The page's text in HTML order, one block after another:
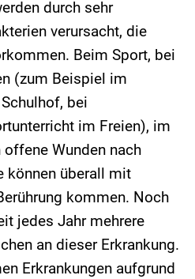
durch sehr
verursacht, die
Beim Sport, bei
(zum Beispiel im
bei
im Freien), im
offene Wunden nach
können überall mit
kommen. Noch
jedes Jahr mehrere
an dieser Erkrankung.
Erkrankungen aufgrund